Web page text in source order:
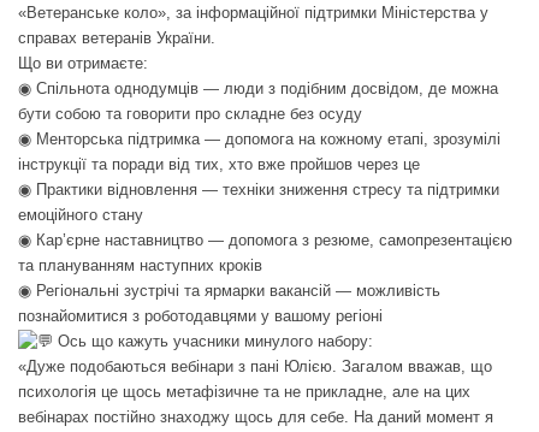
«Ветеранське коло», за інформаційної підтримки Міністерства у
справах ветеранів України.
Що ви отримаєте:
◉ Спільнота однодумців — люди з подібним досвідом, де можна
бути собою та говорити про складне без осуду
◉ Менторська підтримка — допомога на кожному етапі, зрозумілі
інструкції та поради від тих, хто вже пройшов через це
◉ Практики відновлення — техніки зниження стресу та підтримки
емоційного стану
◉ Кар’єрне наставництво — допомога з резюме, самопрезентацією
та плануванням наступних кроків
◉ Регіональні зустрічі та ярмарки вакансій — можливість
познайомитися з роботодавцями у вашому регіоні
Ось що кажуть учасники минулого набору:
«Дуже подобаються вебінари з пані Юлією. Загалом вважав, що
психологія це щось метафізичне та не прикладне, але на цих
вебінарах постійно знаходжу щось для себе. На даний момент я